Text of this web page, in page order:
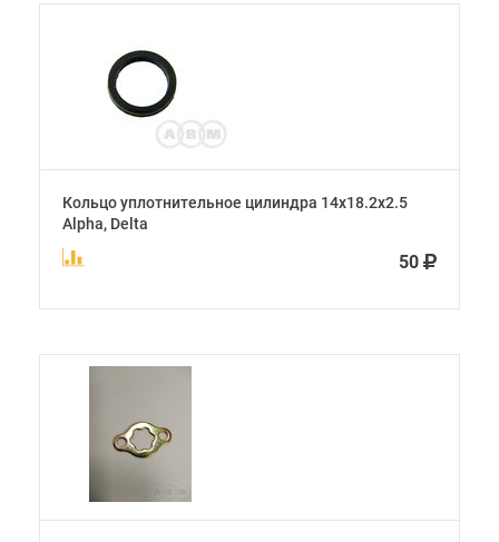
Кольцо уплотнительное цилиндра 14х18.2х2.5
Alpha, Delta
50